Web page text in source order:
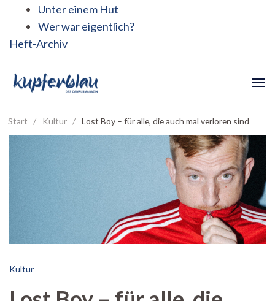
Unter einem Hut
Wer war eigentlich?
Heft-Archiv
Start / Kultur / Lost Boy – für alle, die auch mal verloren sind
Kultur